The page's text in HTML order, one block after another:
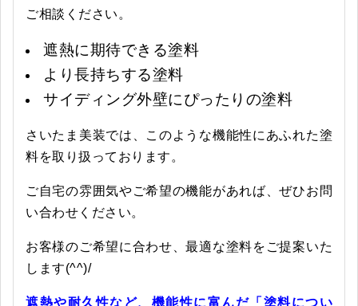
ご相談ください。
遮熱に期待できる塗料
より長持ちする塗料
サイディング外壁にぴったりの塗料
さいたま美装では、このような機能性にあふれた塗
料を取り扱っております。
ご自宅の雰囲気やご希望の機能があれば、ぜひお問
い合わせください。
お客様のご希望に合わせ、最適な塗料をご提案いた
します(^^)/
遮熱や耐久性など、機能性に富んだ「塗料につい